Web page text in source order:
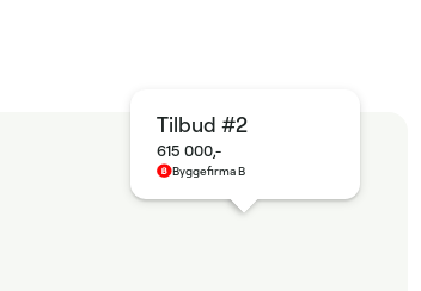
Tilbud #2
615 000,-
Byggefirma B